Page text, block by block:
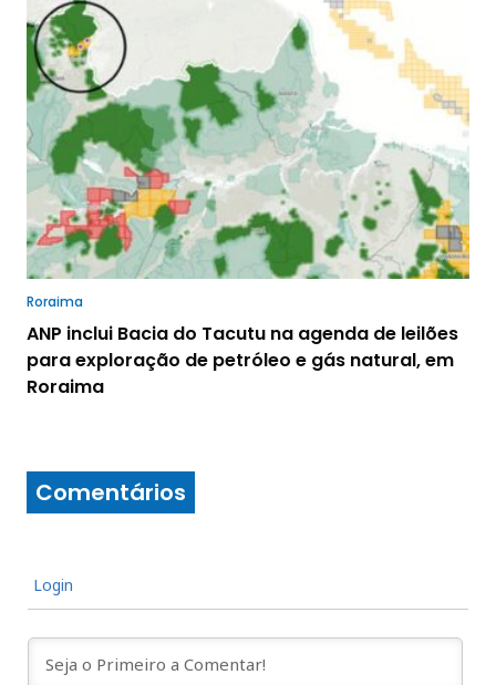
Roraima
ANP inclui Bacia do Tacutu na agenda de leilões
para exploração de petróleo e gás natural, em
Roraima
Comentários
Login